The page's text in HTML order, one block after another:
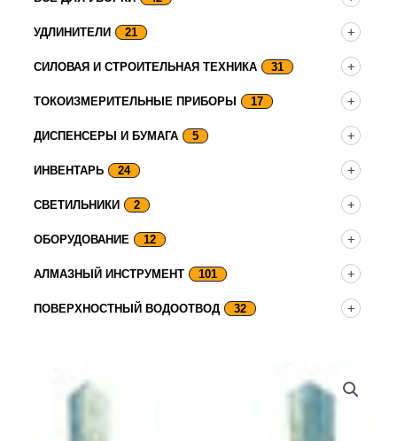
УДЛИНИТЕЛИ 21
СИЛОВАЯ И СТРОИТЕЛЬНАЯ ТЕХНИКА 31
ТОКОИЗМЕРИТЕЛЬНЫЕ ПРИБОРЫ 17
ДИСПЕНСЕРЫ И БУМАГА 5
ИНВЕНТАРЬ 24
СВЕТИЛЬНИКИ 2
ОБОРУДОВАНИЕ 12
АЛМАЗНЫЙ ИНСТРУМЕНТ 101
ПОВЕРХНОСТНЫЙ ВОДООТВОД 32